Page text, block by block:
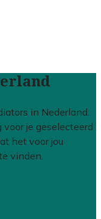
in Nederland.
je geselecteerd
het voor jou
vinden.